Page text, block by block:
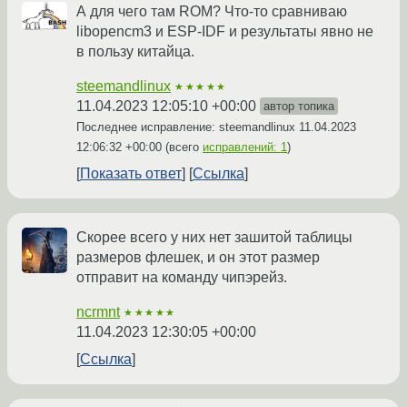
А для чего там ROM? Что-то сравниваю
libopencm3 и ESP-IDF и результаты явно не
в пользу китайца.
steemandlinux ★★★★★
11.04.2023 12:05:10 +00:00 автор топика
Последнее исправление: steemandlinux 11.04.2023
12:06:32 +00:00 (всего исправлений: 1)
Показать ответ Ссылка
Скорее всего у них нет зашитой таблицы
размеров флешек, и он этот размер
отправит на команду чипэрейз.
ncrmnt ★★★★★
11.04.2023 12:30:05 +00:00
Ссылка